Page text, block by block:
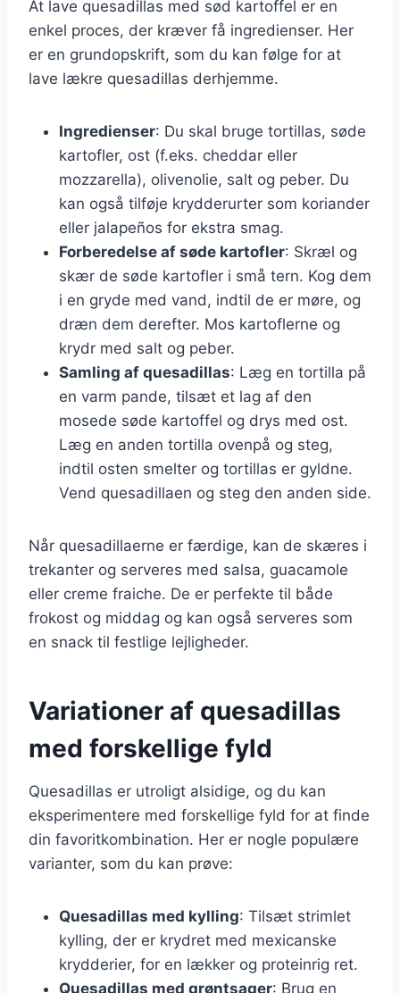
At lave quesadillas med sød kartoffel er en
enkel proces, der kræver få ingredienser. Her
er en grundopskrift, som du kan følge for at
lave lækre quesadillas derhjemme.
Ingredienser: Du skal bruge tortillas, søde
kartofler, ost (f.eks. cheddar eller
mozzarella), olivenolie, salt og peber. Du
kan også tilføje krydderurter som koriander
eller jalapeños for ekstra smag.
Forberedelse af søde kartofler: Skræl og
skær de søde kartofler i små tern. Kog dem
i en gryde med vand, indtil de er møre, og
dræn dem derefter. Mos kartoflerne og
krydr med salt og peber.
Samling af quesadillas: Læg en tortilla på
en varm pande, tilsæt et lag af den
mosede søde kartoffel og drys med ost.
Læg en anden tortilla ovenpå og steg,
indtil osten smelter og tortillas er gyldne.
Vend quesadillaen og steg den anden side.
Når quesadillaerne er færdige, kan de skæres i
trekanter og serveres med salsa, guacamole
eller creme fraiche. De er perfekte til både
frokost og middag og kan også serveres som
en snack til festlige lejligheder.
Variationer af quesadillas
med forskellige fyld
Quesadillas er utroligt alsidige, og du kan
eksperimentere med forskellige fyld for at finde
din favoritkombination. Her er nogle populære
varianter, som du kan prøve:
Quesadillas med kylling: Tilsæt strimlet
kylling, der er krydret med mexicanske
krydderier, for en lækker og proteinrig ret.
Quesadillas med grøntsager: Brug en